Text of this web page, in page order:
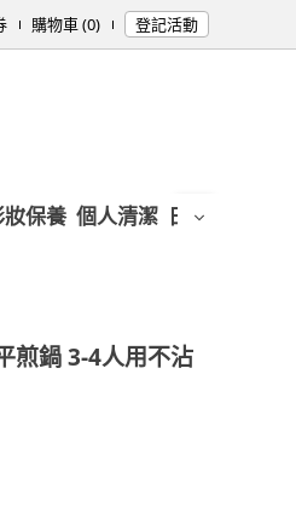
購物車 (0) 登記活動
保養 個人清潔 日用/紙品
煎鍋 3-4人用不沾